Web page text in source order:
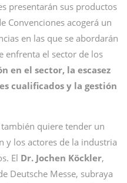
presentarán sus productos
Convenciones acogerá un
en las que se abordarán
enfrenta el sector de los
en el sector, la escasez
cualificados y la gestión
también quiere tender un
y los actores de la industria
El Dr. Jochen Köckler,
Deutsche Messe, subraya